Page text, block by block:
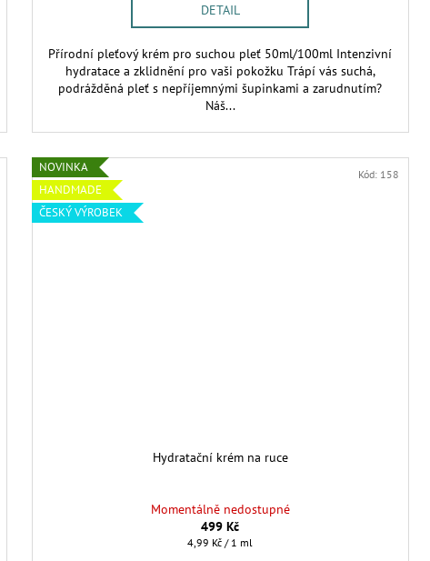
DETAIL
Přírodní pleťový krém pro suchou pleť 50ml/100ml Intenzivní
hydratace a zklidnění pro vaši pokožku Trápí vás suchá,
podrážděná pleť s nepříjemnými šupinkami a zarudnutím?
Náš...
NOVINKA
HANDMADE
ČESKÝ VÝROBEK
Hydratační krém na ruce
Momentálně nedostupné
499 Kč
Měrná
4,99 Kč / 1 ml
Kód: 158